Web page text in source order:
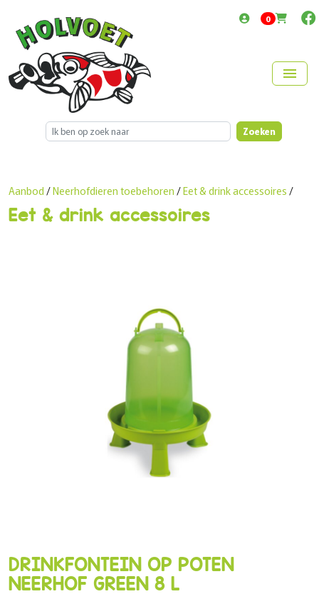
0items in cart
menu
Zoeken
Eet & drink accessoires
Aanbod /Neerhofdieren toebehoren /Eet & drink accessoires /
DRINKFONTEIN OP POTEN
NEERHOF GREEN 8 L